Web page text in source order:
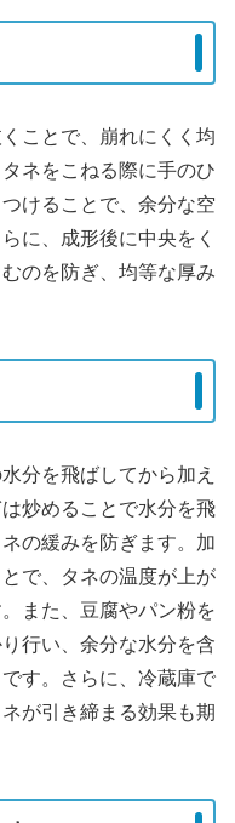
ことで、崩れにくく均
ネをこねる際に手のひ
けることで、余分な空
に、成形後に中央をく
のを防ぎ、均等な厚み
分を飛ばしてから加え
炒めることで水分を飛
の緩みを防ぎます。加
で、タネの温度が上が
また、豆腐やパン粉を
行い、余分な水分を含
す。さらに、冷蔵庫で
が引き締まる効果も期